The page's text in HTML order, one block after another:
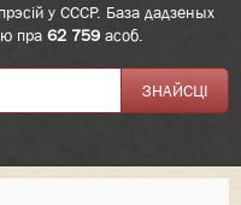
у СССР. База дадзеных
пра 62 759асоб.